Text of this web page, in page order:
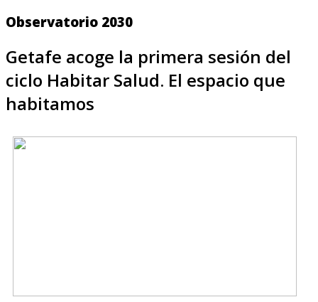
Observatorio 2030
Getafe acoge la primera sesión del
ciclo Habitar Salud. El espacio que
habitamos